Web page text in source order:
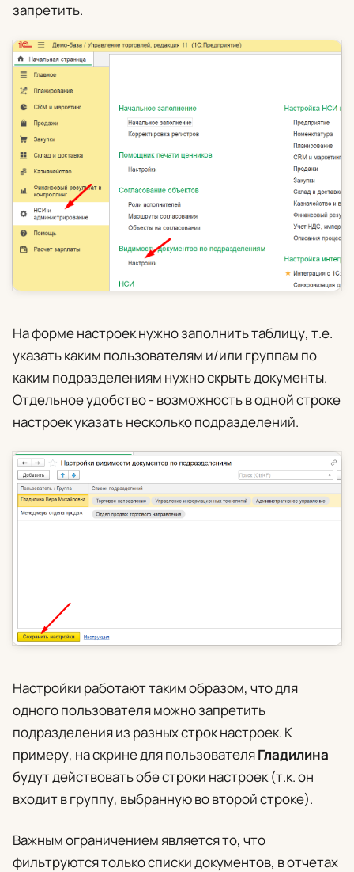
запретить.
На форме настроек нужно заполнить таблицу, т.е.
указать каким пользователям и/или группам по
каким подразделениям нужно скрыть документы.
Отдельное удобство - возможность в одной строке
настроек указать несколько подразделений.
Настройки работают таким образом, что для
одного пользователя можно запретить
подразделения из разных строк настроек. К
примеру, на скрине для пользователяГладилина
будут действовать обе строки настроек (т.к. он
входит в группу, выбранную во второй строке).
Важным ограничением является то, что
фильтруются только списки документов, в отчетах